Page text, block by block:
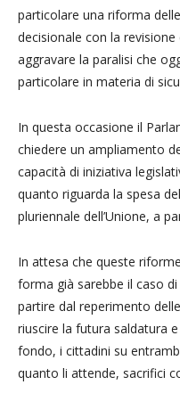
particolare una riforma
decisionale con la
aggravare la paralisi che
particolare in materia di
In questa occasione il
chiedere un ampliamento
capacità di iniziativa
quanto riguarda la spesa
pluriennale dell’Unione, a
In attesa che queste
forma già sarebbe il caso
partire dal reperimento
riuscire la futura saldatura
fondo, i cittadini su
quanto li attende, sacrifici